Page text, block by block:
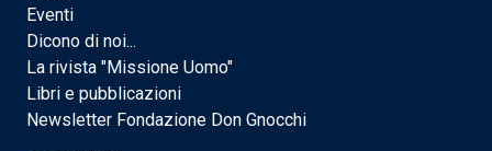
Eventi
Dicono di noi...
La rivista "Missione Uomo"
Libri e pubblicazioni
Newsletter Fondazione Don Gnocchi